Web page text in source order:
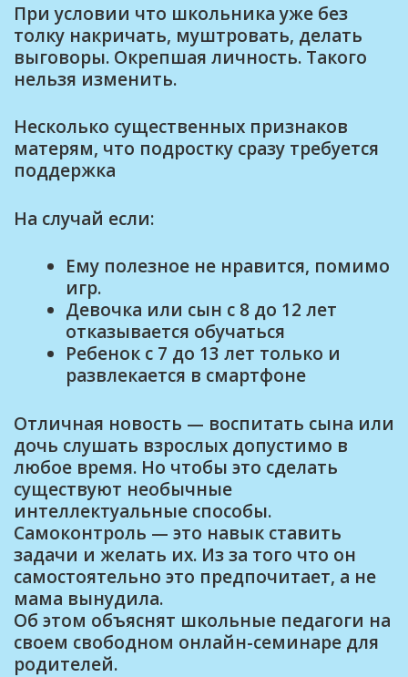
При условии что школьника уже без
толку накричать, муштровать, делать
выговоры. Окрепшая личность. Такого
нельзя изменить.
Несколько существенных признаков
матерям, что подростку сразу требуется
поддержка
На случай если:
Ему полезное не нравится, помимо
игр.
Девочка или сын с 8 до 12 лет
отказывается обучаться
Ребенок с 7 до 13 лет только и
развлекается в смартфоне
Отличная новость — воспитать сына или
дочь слушать взрослых допустимо в
любое время. Но чтобы это сделать
существуют необычные
интеллектуальные способы.
Самоконтроль — это навык ставить
задачи и желать их. Из за того что он
самостоятельно это предпочитает, а не
мама вынудила.
Об этом объяснят школьные педагоги на
своем свободном онлайн-семинаре для
родителей.